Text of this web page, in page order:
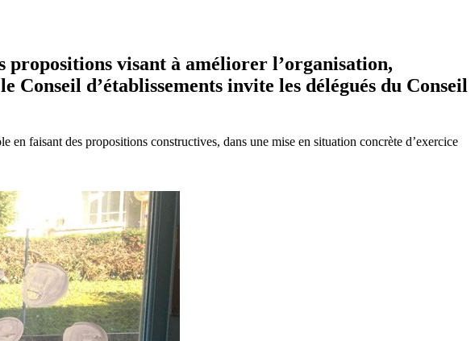
propositions visant à améliorer l’organisation,
Conseil d’établissements invite les délégués du Conseil
faisant des propositions constructives, dans une mise en situation concrète d’exercice